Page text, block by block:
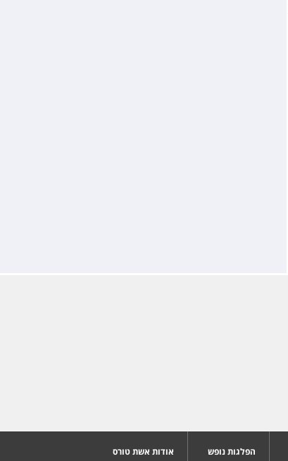
הפלגות נופש
אודות אשת טורס